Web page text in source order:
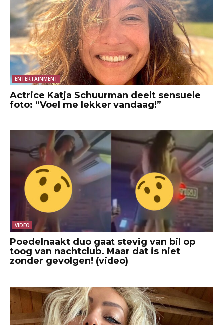
ENTERTAINMENT
Actrice Katja Schuurman deelt sensuele
foto: “Voel me lekker vandaag!”
VIDEO
Poedelnaakt duo gaat stevig van bil op
toog van nachtclub. Maar dat is niet
zonder gevolgen! (video)